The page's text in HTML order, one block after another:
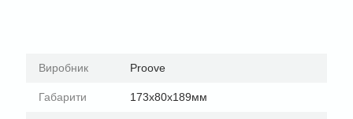
Виробник Proove
Габарити 173x80x189мм